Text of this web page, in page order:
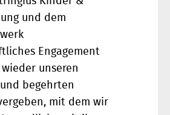
und dem
Engagement
wieder unseren
begehrten
mit dem wir